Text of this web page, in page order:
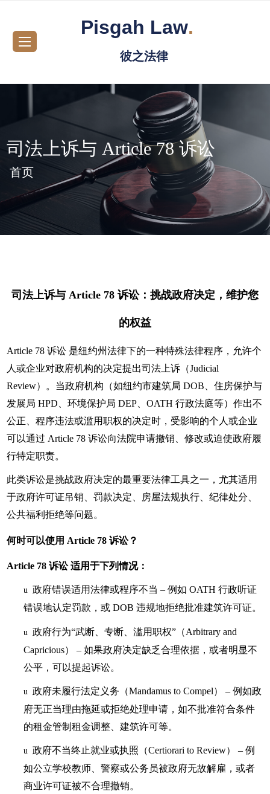
Pisgah Law.
彼之法律
司法上诉与 Article 78 诉讼
首页
司法上诉与 Article 78 诉讼：挑战政府决定，维护您
的权益
Article 78 诉讼 是纽约州法律下的一种特殊法律程序，允许个
人或企业对政府机构的决定提出司法上诉（Judicial
Review）。当政府机构（如纽约市建筑局 DOB、住房保护与
发展局 HPD、环境保护局 DEP、OATH 行政法庭等）作出不
公正、程序违法或滥用职权的决定时，受影响的个人或企业
可以通过 Article 78 诉讼向法院申请撤销、修改或迫使政府履
行特定职责。
此类诉讼是挑战政府决定的最重要法律工具之一，尤其适用
于政府许可证吊销、罚款决定、房屋法规执行、纪律处分、
公共福利拒绝等问题。
何时可以使用 Article 78 诉讼？
Article 78 诉讼 适用于下列情况：
u 政府错误适用法律或程序不当 – 例如 OATH 行政听证
错误地认定罚款，或 DOB 违规地拒绝批准建筑许可证。
u
政府行为“武断、专断、滥用职权”（Arbitrary and
Capricious） – 如果政府决定缺乏合理依据，或者明显不
公平，可以提起诉讼。
u
政府未履行法定义务（Mandamus to Compel） – 例如政
府无正当理由拖延或拒绝处理申请，如不批准符合条件
的租金管制租金调整、建筑许可等。
u
政府不当终止就业或执照（Certiorari to Review） – 例
如公立学校教师、警察或公务员被政府无故解雇，或者
商业许可证被不合理撤销。